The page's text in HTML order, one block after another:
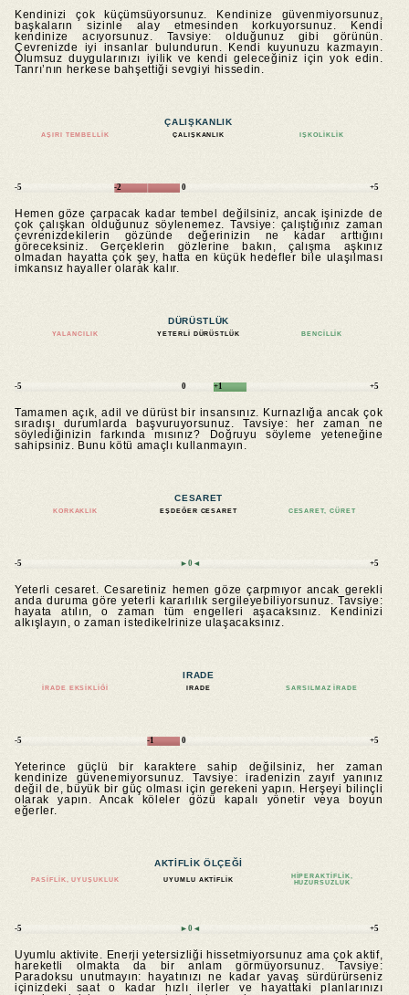
Kendinizi çok küçümsüyorsunuz. Kendinize güvenmiyorsunuz,
başkaların sizinle alay etmesinden korkuyorsunuz. Kendi
kendinize acıyorsunuz. Tavsiye: olduğunuz gibi görünün.
Çevrenizde iyi insanlar bulundurun. Kendi kuyunuzu kazmayın.
Olumsuz duygularınızı iyilik ve kendi geleceğiniz için yok edin.
Tanrı’nın herkese bahşettiği sevgiyi hissedin.
ÇALIŞKANLIK
AŞIRI TEMBELLIK ÇALIŞKANLIK IŞKOLIKLIK
-5 -2 0 +5
Hemen göze çarpacak kadar tembel değilsiniz, ancak işinizde de
çok çalışkan olduğunuz söylenemez. Tavsiye: çalıştığınız zaman
çevrenizdekilerin gözünde değerinizin ne kadar arttığını
göreceksiniz. Gerçeklerin gözlerine bakın, çalışma aşkınız
olmadan hayatta çok şey, hatta en küçük hedefler bile ulaşılması
imkansız hayaller olarak kalır.
DÜRÜSTLÜK
YALANCILIK YETERLI DÜRÜSTLÜK BENCILLIK
-5 0 +1 +5
Tamamen açık, adil ve dürüst bir insansınız. Kurnazlığa ancak çok
sıradışı durumlarda başvuruyorsunuz. Tavsiye: her zaman ne
söylediğinizin farkında mısınız? Doğruyu söyleme yeteneğine
sahipsiniz. Bunu kötü amaçlı kullanmayın.
CESARET
KORKAKLIK EŞDEĞER CESARET CESARET, CÜRET
-5 ►0◄ +5
Yeterli cesaret. Cesaretiniz hemen göze çarpmıyor ancak gerekli
anda duruma göre yeterli kararlılık sergileyebiliyorsunuz. Tavsiye:
hayata atılın, o zaman tüm engelleri aşacaksınız. Kendinizi
alkışlayın, o zaman istedikelrinize ulaşacaksınız.
IRADE
İRADE EKSIKLIĞI IRADE SARSILMAZ IRADE
-5 -1 0 +5
Yeterince güçlü bir karaktere sahip değilsiniz, her zaman
kendinize güvenemiyorsunuz. Tavsiye: iradenizin zayıf yanınız
değil de, büyük bir güç olması için gerekeni yapın. Herşeyi bilinçli
olarak yapın. Ancak köleler gözü kapalı yönetir veya boyun
eğerler.
AKTIFLIK ÖLÇEĞI
PASIFLIK, UYUŞUKLUK UYUMLU AKTIFLIK
HIPERAKTIFLIK,
HUZURSUZLUK
-5 ►0◄ +5
Uyumlu aktivite. Enerji yetersizliği hissetmiyorsunuz ama çok aktif,
hareketli olmakta da bir anlam görmüyorsunuz. Tavsiye:
Paradoksu unutmayın: hayatınızı ne kadar yavaş sürdürürseniz
içinizdeki saat o kadar hızlı ilerler ve hayattaki planlarınızı